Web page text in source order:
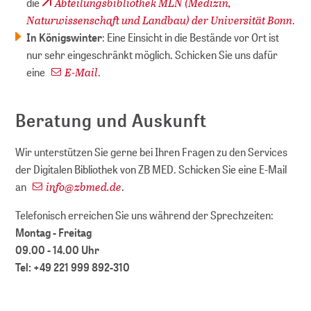
Naturwissenschaft und Landbau) der Universität Bonn.
In Königswinter: Eine Einsicht in die Bestände vor Ort ist
nur sehr eingeschränkt möglich. Schicken Sie uns dafür
eine
E-Mail.
Beratung und Auskunft
Wir unterstützen Sie gerne bei Ihren Fragen zu den Services
der Digitalen Bibliothek von ZB MED. Schicken Sie eine E-Mail
an
info@zbmed.de.
Telefonisch erreichen Sie uns während der Sprechzeiten:
Montag - Freitag
09.00 - 14.00 Uhr
Tel: +49 221 999 892-310